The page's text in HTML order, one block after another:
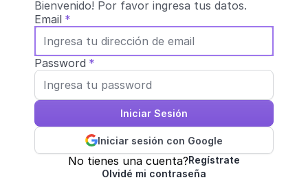
Bienvenido! Por favor ingresa tus datos.
Email
Password
Iniciar Sesión
Iniciar sesión con Google
No tienes una cuenta?Regístrate
Olvidé mi contraseña